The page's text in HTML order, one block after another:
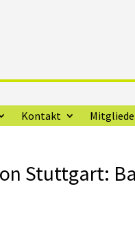
Kontakt
Stuttgart: